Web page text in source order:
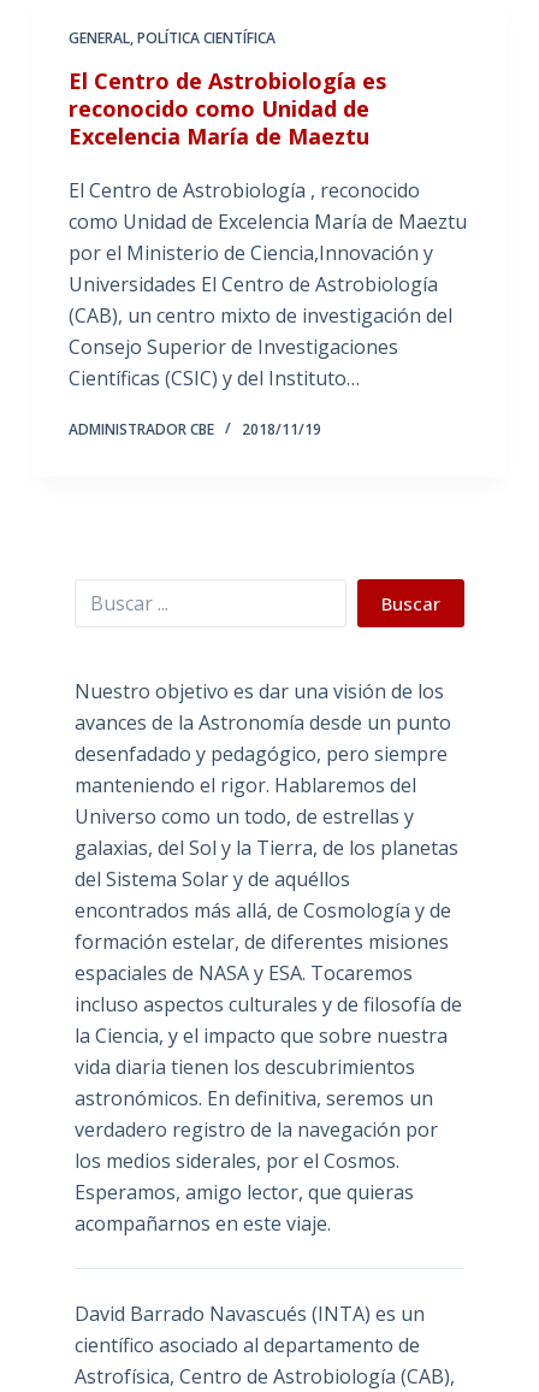
GENERAL,POLÍTICA CIENTÍFICA
El Centro de Astrobiología es
reconocido como Unidad de
Excelencia María de Maeztu
El Centro de Astrobiología , reconocido
como Unidad de Excelencia María de Maeztu
por el Ministerio de Ciencia,Innovación y
Universidades El Centro de Astrobiología
(CAB), un centro mixto de investigación del
Consejo Superior de Investigaciones
Científicas (CSIC) y del Instituto…
ADMINISTRADOR CBE 2018/11/19
Buscar Buscar
Nuestro objetivo es dar una visión de los
avances de la Astronomía desde un punto
desenfadado y pedagógico, pero siempre
manteniendo el rigor. Hablaremos del
Universo como un todo, de estrellas y
galaxias, del Sol y la Tierra, de los planetas
del Sistema Solar y de aquéllos
encontrados más allá, de Cosmología y de
formación estelar, de diferentes misiones
espaciales de NASA y ESA. Tocaremos
incluso aspectos culturales y de filosofía de
la Ciencia, y el impacto que sobre nuestra
vida diaria tienen los descubrimientos
astronómicos. En definitiva, seremos un
verdadero registro de la navegación por
los medios siderales, por el Cosmos.
Esperamos, amigo lector, que quieras
acompañarnos en este viaje.
David Barrado Navascués (INTA) es un
científico asociado al departamento de
Astrofísica, Centro de Astrobiología (CAB),